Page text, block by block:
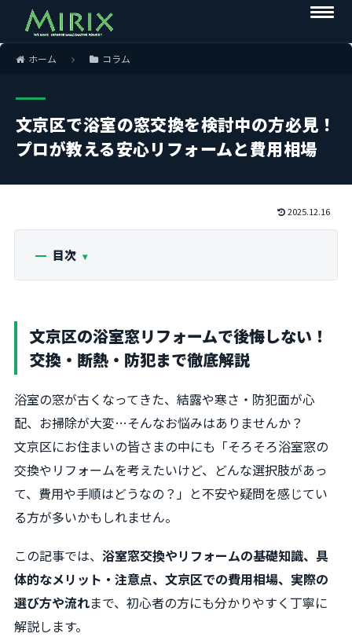
ホーム コラム
文京区で浴室の窓交換を検討中の方必見！
プロが教える安心リフォームと費用相場
2025.12.16
目次
文京区の浴室窓リフォームで後悔しない！
交換・断熱・防犯まで徹底解説
浴室の窓が古くなってきた、結露や寒さ・防犯面が心
配、お掃除が大変…そんなお悩みはありませんか？
文京区にお住まいの皆さまの中にも「そろそろ浴室窓の
交換やリフォームを考えたいけど、どんな選択肢があっ
て、費用や手順はどうなの？」と不安や疑問を感じてい
る方が多いかもしれません。
この記事では、 浴室窓交換やリフォームの基礎知識、具
体的なメリット・注意点、文京区での費用相場、実際の
選び方や流れまで、初心者の方にも分かりやすく丁寧に
解説します。